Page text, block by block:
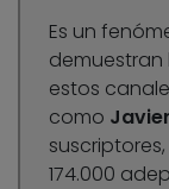
Es un
demuestran
estos
como
174.000